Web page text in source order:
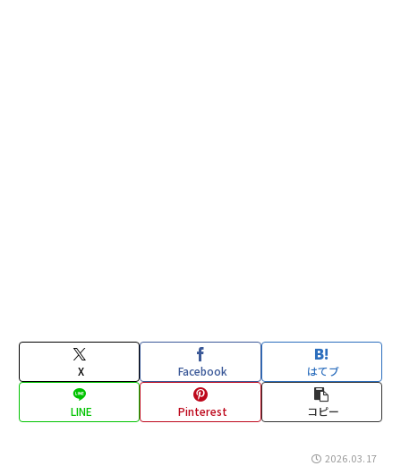
X Facebook はてブ
LINE Pinterest コピー
2026.03.17